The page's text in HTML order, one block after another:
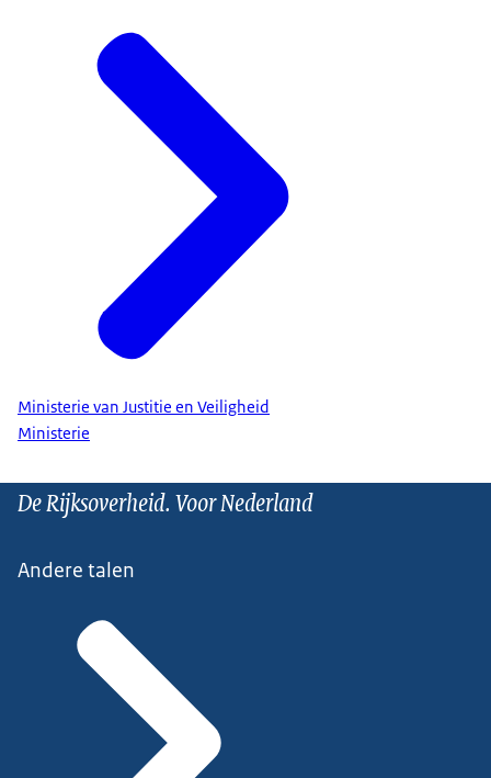
Ministerie van Justitie en Veiligheid
Ministerie
De Rijksoverheid. Voor Nederland
Andere talen